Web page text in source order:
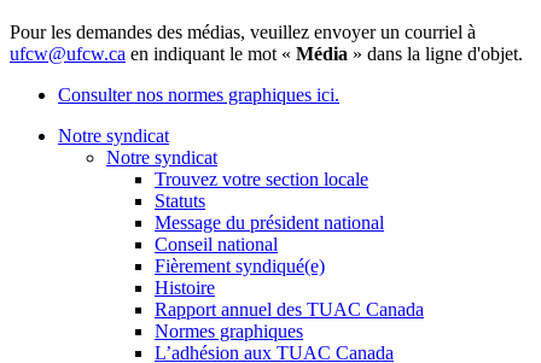
Pour les demandes des médias, veuillez envoyer un courriel à
ufcw@ufcw.ca en indiquant le mot « Média » dans la ligne d'objet.
Consulter nos normes graphiques ici.
Notre syndicat
Notre syndicat
Trouvez votre section locale
Statuts
Message du président national
Conseil national
Fièrement syndiqué(e)
Histoire
Rapport annuel des TUAC Canada
Normes graphiques
L’adhésion aux TUAC Canada